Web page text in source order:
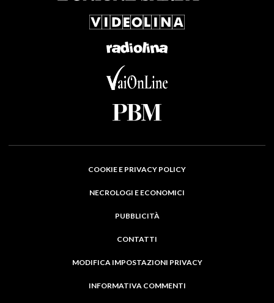
COOKIE E PRIVACY POLICY
NECROLOGI E ECONOMICI
PUBBLICITÀ
CONTATTI
MODIFICA IMPOSTAZIONI PRIVACY
INFORMATIVA COMMENTI